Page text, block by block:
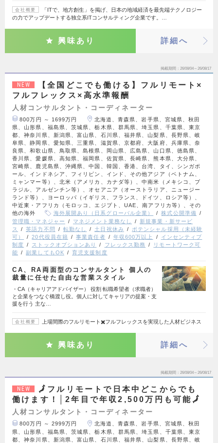
会社概要
「ITで、地方創生」を掲げ、日本の地域経済を最先端テクノロジー
の力でアップデートする独立系ITコンサルティング企業です。…
興味あり 詳細へ
掲載期間 26/08/04～26/08/17
NEW
【全国どこでも働ける】フルリモート×
フルフレックス×高水準報酬
人材コンサルタント・コーディネーター
800万円 ～ 1699万円
北海道、青森県、岩手県、宮城県、秋田
県、山形県、福島県、茨城県、栃木県、群馬県、埼玉県、千葉県、東京
都、神奈川県、新潟県、富山県、石川県、福井県、山梨県、長野県、岐
阜県、静岡県、愛知県、三重県、滋賀県、京都府、大阪府、兵庫県、奈
良県、和歌山県、鳥取県、島根県、岡山県、広島県、山口県、徳島県、
香川県、愛媛県、高知県、福岡県、佐賀県、長崎県、熊本県、大分県、
宮崎県、鹿児島県、沖縄県、中国、韓国、香港、台湾、タイ、シンガポ
ール、インドネシア、フィリピン、インド、その他アジア（ベトナム、
ミャンマー等）、北米（アメリカ、カナダ等）、中南米（メキシコ、ブ
ラジル、アルゼンチン等）、オセアニア（オーストラリア、ニュージー
ランド等）、ヨーロッパ（イギリス、フランス、ドイツ、ロシア等）、
中近東・アフリカ（モロッコ、エジプト、UAE、南アフリカ等）、その
他の海外
海外展開あり（日系グローバル企業）
株式公開準備
管理職・マネジャー
マネジメント業務なし
新規事業・新サービ
ス
英語力不問 転勤なし 土日祝休み
ポテンシャル採用（未経験
可）
20代役員在籍 事業責任者 年収600万以上
インセンティブ
制度
ストックオプションあり フレックス勤務
リモートワーク可
能
副業してもOK 育児支援制度
CA、RA両面型のコンサルタント 個人の
裁量に任せた自由な営業スタイル
・CA（キャリアアドバイザー） 役割 転職希望者（求職者）
と企業をつなぐ橋渡し役。個人に対してキャリアの提案・支
援を行う 主な…
会社概要 上場間際のフルリモート✖️フルフレックスを実現した人材ビジネス
興味あり 詳細へ
掲載期間 26/08/04～26/08/17
NEW
🗾フルリモートで日本中どこからでも
働けます！│2年目で年収2,500万円も可能🗾
人材コンサルタント・コーディネーター
800万円 ～ 2999万円
北海道、青森県、岩手県、宮城県、秋田
県、山形県、福島県、茨城県、栃木県、群馬県、埼玉県、千葉県、東京
都、神奈川県、新潟県、富山県、石川県、福井県、山梨県、長野県、岐